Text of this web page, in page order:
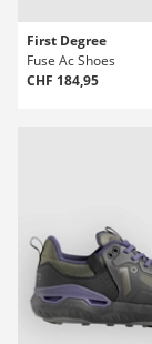
First Degree
Fuse Ac Shoes
CHF 184,95